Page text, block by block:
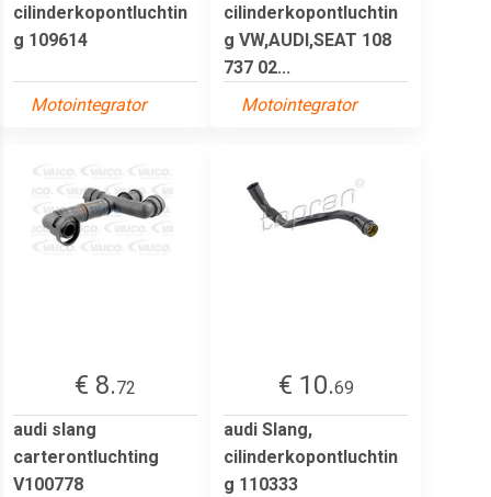
cilinderkopontluchtin
g 109614
Motointegrator
cilinderkopontluchtin
g VW,AUDI,SEAT 108
737 02...
Motointegrator
€ 8.72
audi slang
carterontluchting
V100778
€ 10.69
audi Slang,
cilinderkopontluchtin
g 110333